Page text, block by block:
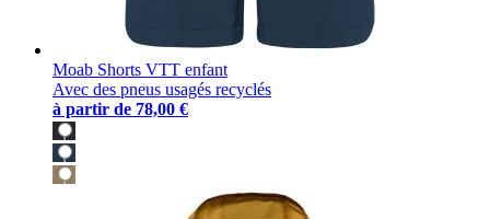
Moab Shorts VTT enfant
Avec des pneus usagés recyclés
à partir de 78,00 €